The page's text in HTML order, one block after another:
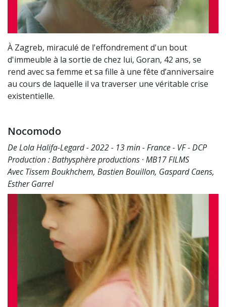
À Zagreb, miraculé de l'effondrement d'un bout
d'immeuble à la sortie de chez lui, Goran, 42 ans, se
rend avec sa femme et sa fille à une fête d’anniversaire
au cours de laquelle il va traverser une véritable crise
existentielle.
Nocomodo
De Lola Halifa-Legard - 2022 - 13 min - France - VF - DCP
Production : Bathysphère productions · MB17 FILMS
Avec Tissem Boukhchem, Bastien Bouillon, Gaspard Caens,
Esther Garrel